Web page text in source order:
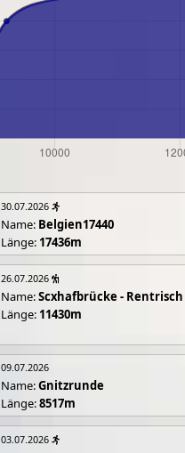
30.07.2026
Name: Belgien17440
Länge: 17436m
26.07.2026
Name:Scxhafbrücke - Rentrisch
Länge: 11430m
09.07.2026
Name:Gnitzrunde
Länge:8517m
03.07.2026